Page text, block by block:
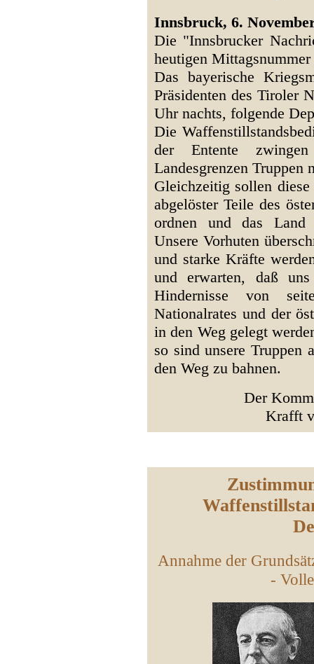
Innsbruck, 6.
Die "Innsbrucker
heutigen
Das bayerische
Präsidenten des Tiroler
Uhr nachts, folgende
Die
der Entente
Landesgrenzen
Gleichzeitig sollen
abgelöster Teile des
ordnen und das Land
Unsere Vorhuten
und starke Kräfte
und erwarten, daß
Hindernisse von
Nationalrates und der
in den Weg gelegt
so sind unsere Truppen
den Weg zu bahnen.
Der
Krafft
Annahme der
-